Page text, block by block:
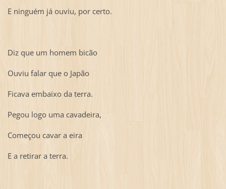
E ninguém já ouviu, por certo.
Diz que um homem bicão
Ouviu falar que o Japão
Ficava embaixo da terra.
Pegou logo uma cavadeira,
Começou cavar a eira
E a retirar a terra.